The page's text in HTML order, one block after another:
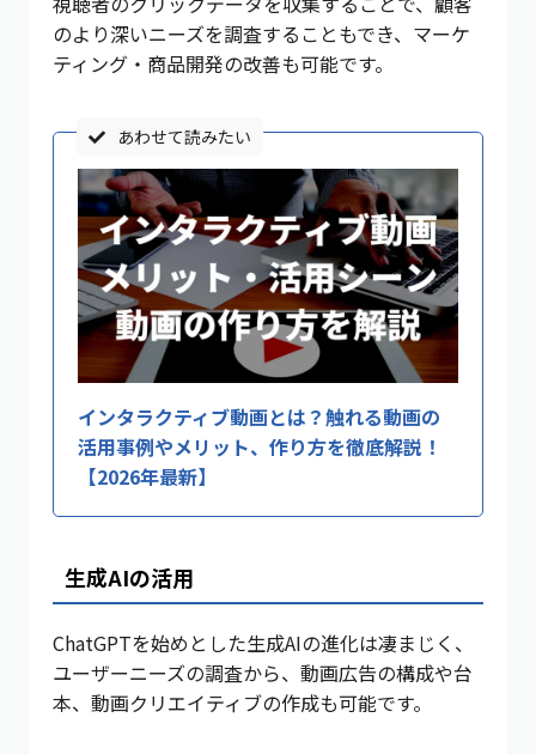
のより深いニーズを調査することもでき、マーケ
ティング・商品開発の改善も可能です。
あわせて読みたい
インタラクティブ動画とは？触れる動画の
活用事例やメリット、作り方を徹底解説！
【2026年最新】
生成AIの活用
ChatGPTを始めとした生成AIの進化は凄まじく、
ユーザーニーズの調査から、動画広告の構成や台
本、動画クリエイティブの作成も可能です。